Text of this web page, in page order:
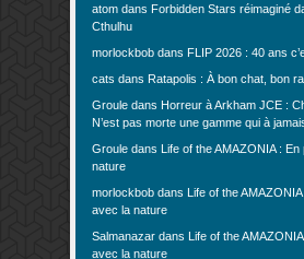
atom dans Forbidden Stars réimaginé
Cthulhu
morlockbob dans FLIP 2026 : 40 ans
cats dans Ratapolis : À bon chat, bon
Groule dans Horreur à Arkham JCE :
N’est pas morte une gamme qui à
Groule dans Life of the AMAZONIA :
nature
morlockbob dans Life of the
avec la nature
Salmanazar dans Life of the
avec la nature